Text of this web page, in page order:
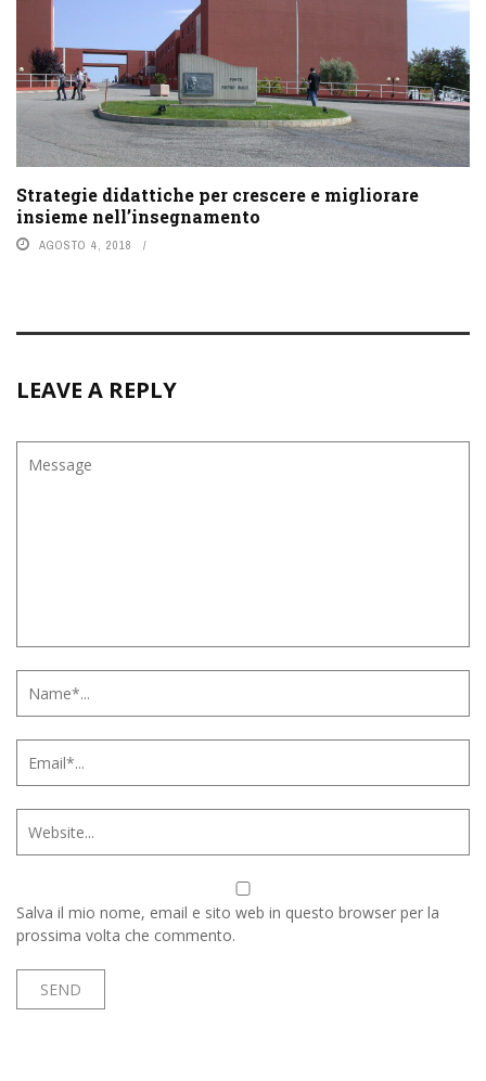
Strategie didattiche per crescere e migliorare
insieme nell’insegnamento
AGOSTO 4, 2018
LEAVE A REPLY
Salva il mio nome, email e sito web in questo browser per la
prossima volta che commento.